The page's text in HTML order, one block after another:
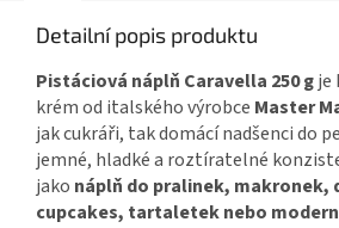
Detailní popis produktu
Pistáciová náplň Caravella 250 gje
krém od italského výrobce Master
jak cukráři, tak domácí nadšenci do
jemné, hladké a roztíratelné
jako náplň do pralinek, makronek,
cupcakes, tartaletek nebo